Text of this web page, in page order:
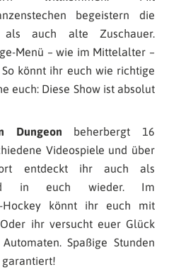
begeistern die
auch alte Zuschauer.
Menü – wie im Mittelalter –
könnt ihr euch wie richtige
euch: Diese Show ist absolut
Dungeon beherbergt 16
Videospiele und über
entdeckt ihr auch als
in euch wieder. Im
Hockey könnt ihr euch mit
ihr versucht euer Glück
Spaßige Stunden
garantiert!